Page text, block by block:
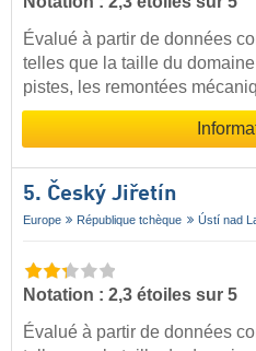
Évalué à partir de données
telles que la taille du
pistes, les remontées
5. Český Jiřetín
Europe République tchèque Ústí nad
Notation : 2,3 étoiles sur 5
Évalué à partir de données